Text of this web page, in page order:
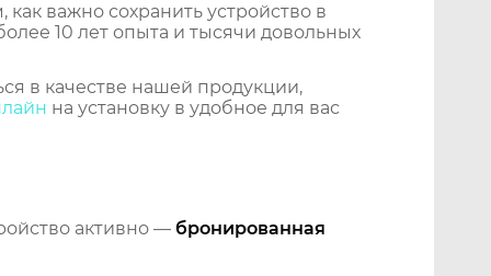
важно сохранить устройство в
10 лет опыта и тысячи довольных
в качестве нашей продукции,
на установку в удобное для вас
активно — бронированная